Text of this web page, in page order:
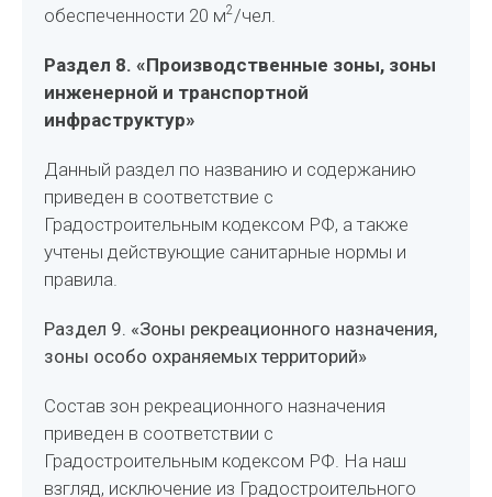
обеспеченности 20 м2/чел.
Раздел 8. «Производственные зоны, зоны
инженерной и транспортной
инфраструктур»
Данный раздел по названию и содержанию
приведен в соответствие с
Градостроительным кодексом РФ, а также
учтены действующие санитарные нормы и
правила.
Раздел 9. «Зоны рекреационного назначения,
зоны особо охраняемых территорий»
Состав зон рекреационного назначения
приведен в соответствии с
Градостроительным кодексом РФ. На наш
взгляд, исключение из Градостроительного